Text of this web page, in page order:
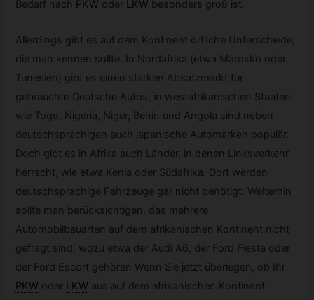
Bedarf nach PKW oder LKW besonders groß ist.
Allerdings gibt es auf dem Kontinent örtliche Unterschiede,
die man kennen sollte. In Nordafrika (etwa Marokko oder
Tunesien) gibt es einen starken Absatzmarkt für
gebrauchte Deutsche Autos, in westafrikanischen Staaten
wie Togo, Nigeria, Niger, Benin und Angola sind neben
deutschsprachigen auch japanische Automarken populär.
Doch gibt es in Afrika auch Länder, in denen Linksverkehr
herrscht, wie etwa Kenia oder Südafrika. Dort werden
deutschsprachige Fahrzeuge gar nicht benötigt. Weiterhin
sollte man berücksichtigen, das mehrere
Automobilbauarten auf dem afrikanischen Kontinent nicht
gefragt sind, wozu etwa der Audi A6, der Ford Fiesta oder
der Ford Escort gehören Wenn Sie jetzt überlegen, ob Ihr
PKW oder LKW aus auf dem afrikanischen Kontinent